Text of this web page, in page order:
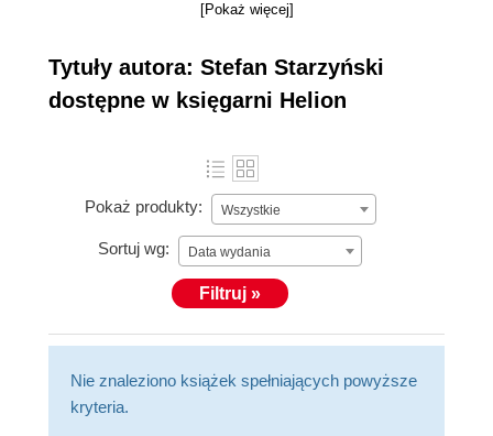
literaturę popularnonaukową. Ojciec 2 córek, które
[Pokaż więcej]
Tytuły autora: Stefan Starzyński
dostępne w księgarni Helion
Pokaż produkty: Wszystkie
Sortuj wg: Data wydania
Filtruj »
Nie znaleziono książek spełniających powyższe
kryteria.